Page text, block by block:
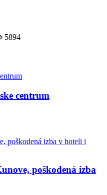
5894
centrum
poškodená izba